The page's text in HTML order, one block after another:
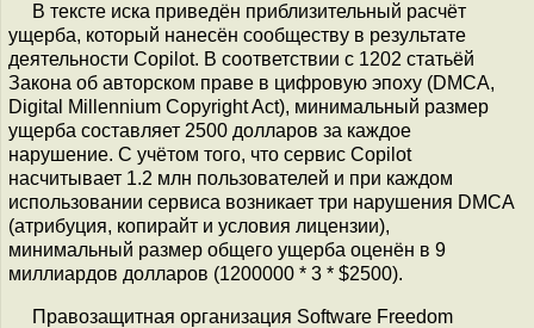
В тексте иска приведён приблизительный расчёт
ущерба, который нанесён сообществу в результате
деятельности Copilot. В соответствии с 1202 статьёй
Закона об авторском праве в цифровую эпоху (DMCA,
Digital Millennium Copyright Act), минимальный размер
ущерба составляет 2500 долларов за каждое
нарушение. С учётом того, что сервис Copilot
насчитывает 1.2 млн пользователей и при каждом
использовании сервиса возникает три нарушения DMCA
(атрибуция, копирайт и условия лицензии),
минимальный размер общего ущерба оценён в 9
миллиардов долларов (1200000 * 3 * $2500).
Правозащитная организация Software Freedom